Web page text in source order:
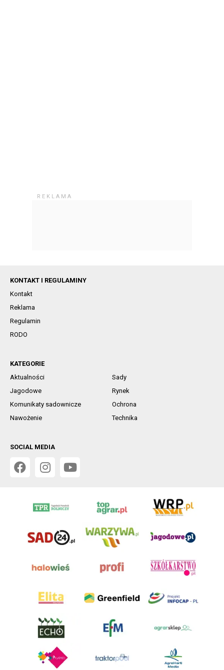
KONTAKT I REGULAMINY
Kontakt
Reklama
Regulamin
RODO
KATEGORIE
Aktualności
Sady
Jagodowe
Rynek
Komunikaty sadownicze
Ochrona
Nawożenie
Technika
SOCIAL MEDIA